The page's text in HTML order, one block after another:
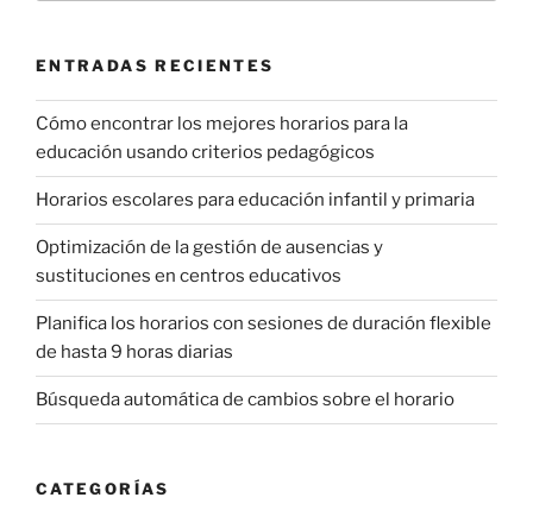
ENTRADAS RECIENTES
Cómo encontrar los mejores horarios para la
educación usando criterios pedagógicos
Horarios escolares para educación infantil y primaria
Optimización de la gestión de ausencias y
sustituciones en centros educativos
Planifica los horarios con sesiones de duración flexible
de hasta 9 horas diarias
Búsqueda automática de cambios sobre el horario
CATEGORÍAS